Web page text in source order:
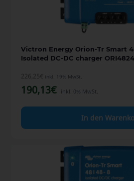
Victron Energy Orion-Tr Smart
Isolated DC-DC charger
226,25€ inkl. 19% MwSt.
190,13€ inkl. 0% MwSt.
In den